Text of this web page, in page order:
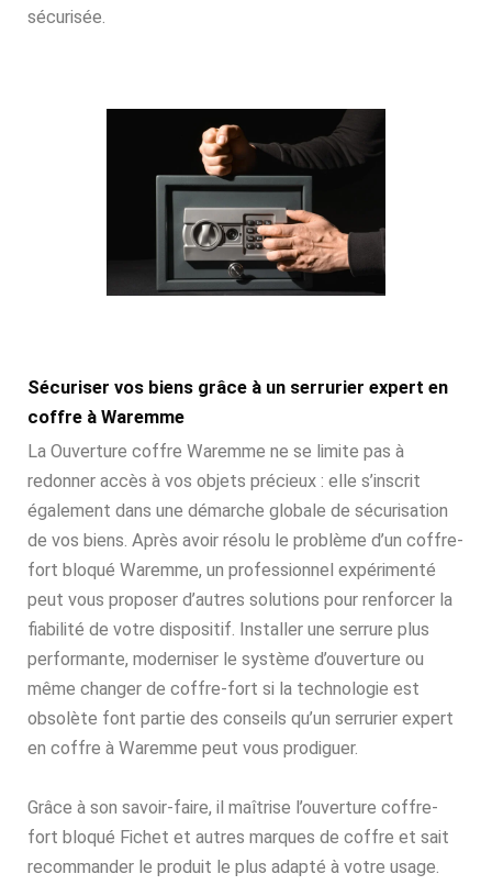
sécurisée.
Sécuriser vos biens grâce à un serrurier expert en
coffre à Waremme
La Ouverture coffre Waremme ne se limite pas à
redonner accès à vos objets précieux : elle s’inscrit
également dans une démarche globale de sécurisation
de vos biens. Après avoir résolu le problème d’un coffre-
fort bloqué Waremme, un professionnel expérimenté
peut vous proposer d’autres solutions pour renforcer la
fiabilité de votre dispositif. Installer une serrure plus
performante, moderniser le système d’ouverture ou
même changer de coffre-fort si la technologie est
obsolète font partie des conseils qu’un serrurier expert
en coffre à Waremme peut vous prodiguer.
Grâce à son savoir-faire, il maîtrise l’ouverture coffre-
fort bloqué Fichet et autres marques de coffre et sait
recommander le produit le plus adapté à votre usage.